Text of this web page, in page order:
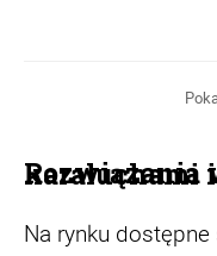
Rozwiązania w walce z
Na rynku